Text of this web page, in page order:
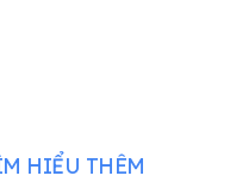
HIỂU THÊM